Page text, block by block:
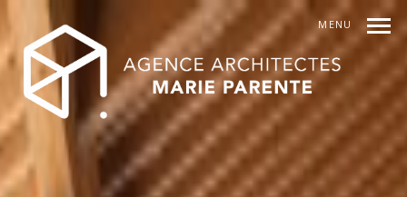
MENU
INDEX PREV SUIVANT SHARE